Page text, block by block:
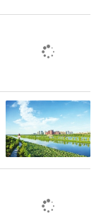
具有重要战
药强省战
药工业现
努力将中
力的新赛
态势。
发展的核心
度考核“优
新中心。